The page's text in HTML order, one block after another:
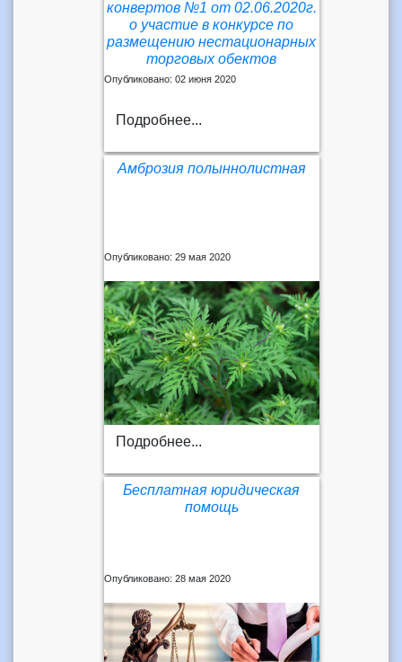
конвертов №1 от 02.06.2020г.
о участие в конкурсе по
размещению нестационарных
торговых обектов
Опубликовано: 02 июня 2020
Подробнее...
Амброзия полыннолистная
Опубликовано: 29 мая 2020
Подробнее...
Бесплатная юридическая
помощь
Опубликовано: 28 мая 2020